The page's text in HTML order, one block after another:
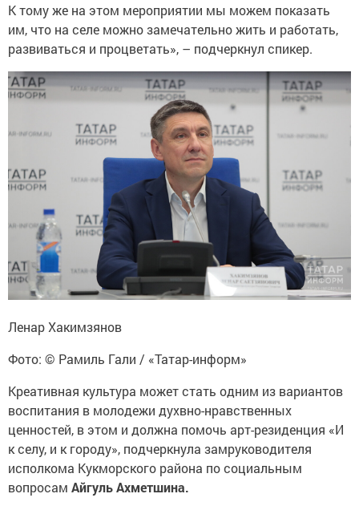
К тому же на этом мероприятии мы можем показать
им, что на селе можно замечательно жить и работать,
развиваться и процветать», – подчеркнул спикер.
Ленар Хакимзянов
Фото: © Рамиль Гали / «Татар-информ»
Креативная культура может стать одним из вариантов
воспитания в молодежи духвно-нравственных
ценностей, в этом и должна помочь арт-резиденция «И
к селу, и к городу», подчеркнула замруководителя
исполкома Кукморского района по социальным
вопросам Айгуль Ахметшина.